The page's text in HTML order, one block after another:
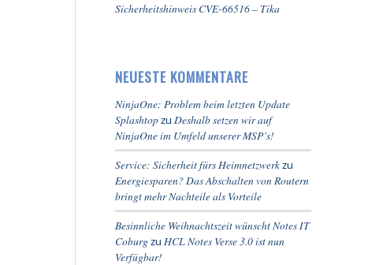
Sicherheitshinweis CVE-66516 – Tika
NEUESTE KOMMENTARE
NinjaOne: Problem beim letzten Update
Splashtopzu Deshalb setzen wir auf
NinjaOne im Umfeld unserer MSP’s!
Service: Sicherheit fürs Heimnetzwerkzu
Energiesparen? Das Abschalten von Routern
bringt mehr Nachteile als Vorteile
Besinnliche Weihnachtszeit wünscht Notes IT
Coburgzu HCL Notes Verse 3.0 ist nun
Verfügbar!